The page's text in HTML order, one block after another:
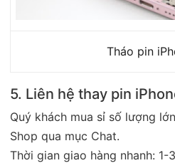
Tháo pin
5. Liên hệ thay pin
Quý khách mua sỉ số lượng
Shop qua mục Chat.
Thời gian giao hàng nhanh: 1-